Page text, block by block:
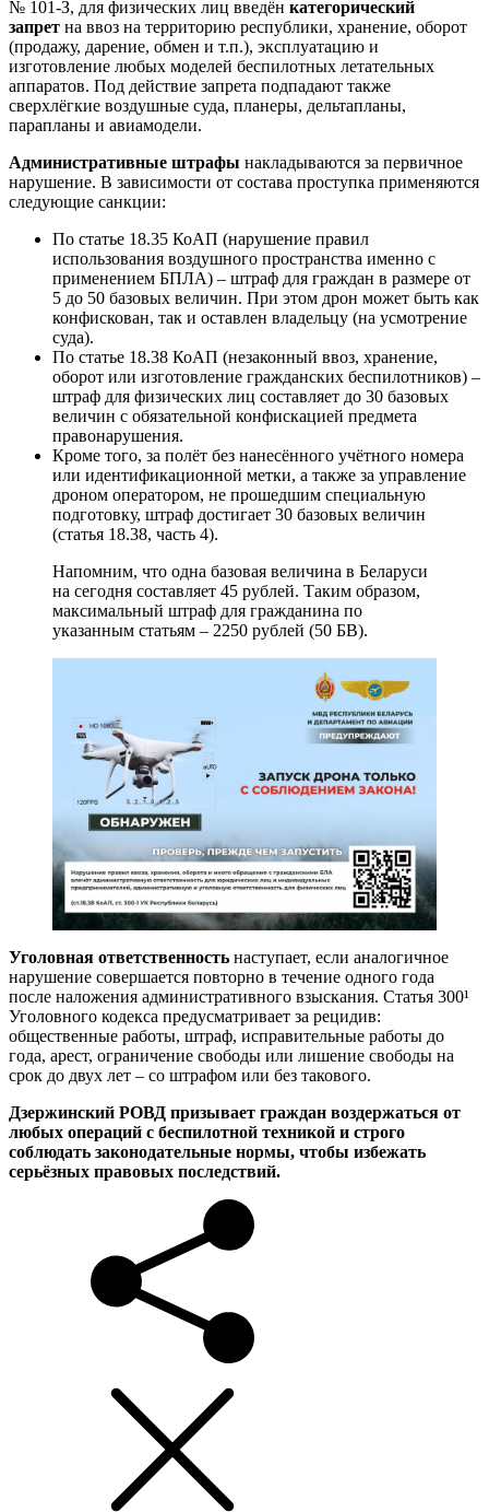
№ 101-З, для физических лиц введён категорический
запрет на ввоз на территорию республики, хранение, оборот
(продажу, дарение, обмен и т.п.), эксплуатацию и
изготовление любых моделей беспилотных летательных
аппаратов. Под действие запрета подпадают также
сверхлёгкие воздушные суда, планеры, дельтапланы,
парапланы и авиамодели.
Административные штрафы накладываются за первичное
нарушение. В зависимости от состава проступка применяются
следующие санкции:
По статье 18.35 КоАП (нарушение правил
использования воздушного пространства именно с
применением БПЛА) – штраф для граждан в размере от
5 до 50 базовых величин. При этом дрон может быть как
конфискован, так и оставлен владельцу (на усмотрение
суда).
По статье 18.38 КоАП (незаконный ввоз, хранение,
оборот или изготовление гражданских беспилотников) –
штраф для физических лиц составляет до 30 базовых
величин с обязательной конфискацией предмета
правонарушения.
Кроме того, за полёт без нанесённого учётного номера
или идентификационной метки, а также за управление
дроном оператором, не прошедшим специальную
подготовку, штраф достигает 30 базовых величин
(статья 18.38, часть 4).
Напомним, что одна базовая величина в Беларуси
на сегодня составляет 45 рублей. Таким образом,
максимальный штраф для гражданина по
указанным статьям – 2250 рублей (50 БВ).
Уголовная ответственность наступает, если аналогичное
нарушение совершается повторно в течение одного года
после наложения административного взыскания. Статья 300¹
Уголовного кодекса предусматривает за рецидив:
общественные работы, штраф, исправительные работы до
года, арест, ограничение свободы или лишение свободы на
срок до двух лет – со штрафом или без такового.
Дзержинский РОВД призывает граждан воздержаться от
любых операций с беспилотной техникой и строго
соблюдать законодательные нормы, чтобы избежать
серьёзных правовых последствий.